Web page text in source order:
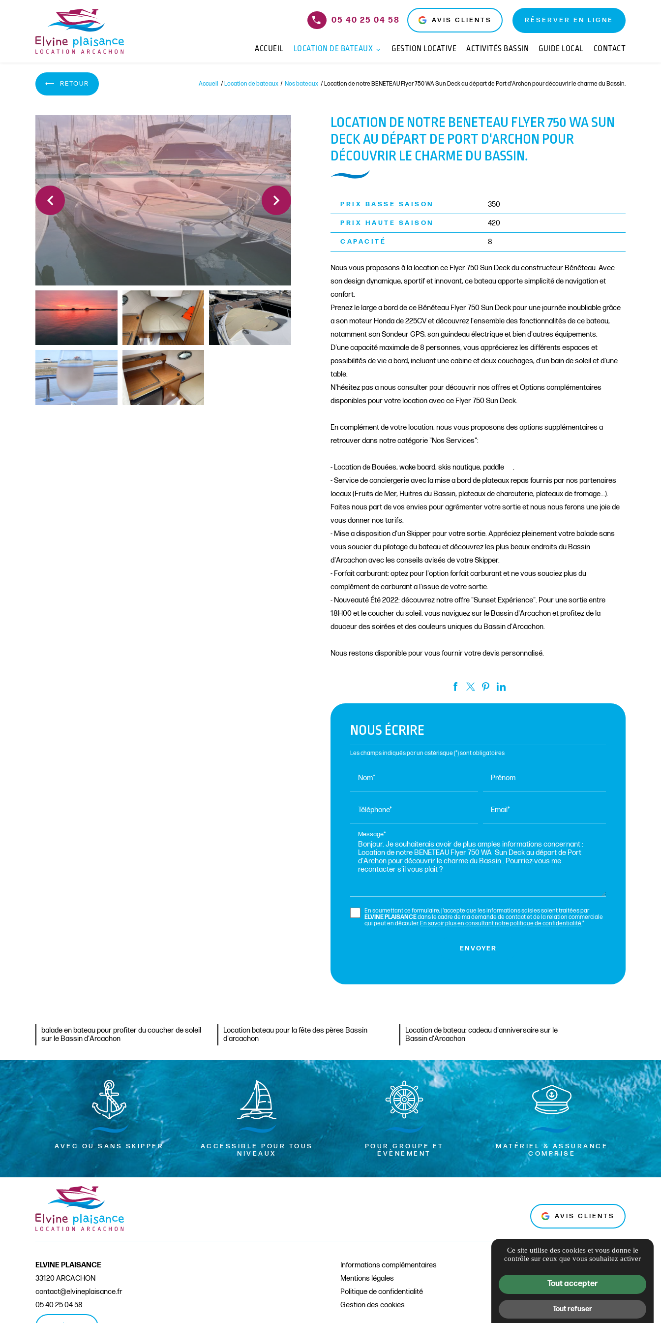
05 40 25 04 58 AVIS CLIENTS RÉSERVER EN LIGNE
ACCUEIL LOCATION DE BATEAUX GESTION LOCATIVE ACTIVITÉS BASSIN GUIDE LOCAL CONTACT
Accueil Location de bateaux Nos bateaux Location de notre BENETEAU Flyer 750 WA Sun Deck au départ de Port d'Archon pour découvrir le charme du Bassin.
RETOUR
Previous Next
LOCATION DE NOTRE BENETEAU FLYER 750 WA SUN
DECK AU DÉPART DE PORT D'ARCHON POUR
DÉCOUVRIR LE CHARME DU BASSIN.
PRIX BASSE SAISON 350
PRIX HAUTE SAISON 420
CAPACITÉ 8
Nous vous proposons à la location ce Flyer 750 Sun Deck du constructeur Bénéteau. Avec
son design dynamique, sportif et innovant, ce bateau apporte simplicité de navigation et
confort.
Prenez le large a bord de ce Bénéteau Flyer 750 Sun Deck pour une journée inoubliable grâce
a son moteur Honda de 225CV et découvrez l'ensemble des fonctionnalités de ce bateau,
notamment son Sondeur GPS, son guindeau électrique et bien d'autres équipements.
D'une capacité maximale de 8 personnes, vous apprécierez les différents espaces et
possibilités de vie a bord, incluant une cabine et deux couchages, d'un bain de soleil et d'une
table.
N'hésitez pas a nous consulter pour découvrir nos offres et Options complémentaires
disponibles pour votre location avec ce Flyer 750 Sun Deck.
En complément de votre location, nous vous proposons des options supplémentaires a
retrouver dans notre catégorie "Nos Services":
- Location de Bouées, wake board, skis nautique, paddle .
- Service de conciergerie avec la mise a bord de plateaux repas fournis par nos partenaires
locaux (Fruits de Mer, Huitres du Bassin, plateaux de charcuterie, plateaux de fromage...).
Faites nous part de vos envies pour agrémenter votre sortie et nous nous ferons une joie de
vous donner nos tarifs.
- Mise a disposition d'un Skipper pour votre sortie. Appréciez pleinement votre balade sans
vous soucier du pilotage du bateau et découvrez les plus beaux endroits du Bassin
d'Arcachon avec les conseils avisés de votre Skipper.
- Forfait carburant: optez pour l'option forfait carburant et ne vous souciez plus du
complément de carburant a l'issue de votre sortie.
- Nouveauté Été 2022: découvrez notre offre "Sunset Expérience". Pour une sortie entre
18H00 et le coucher du soleil, vous naviguez sur le Bassin d'Arcachon et profitez de la
douceur des soirées et des couleurs uniques du Bassin d'Arcachon.
Nous restons disponible pour vous fournir votre devis personnalisé.
NOUS ÉCRIRE
Les champs indiqués par un astérisque (*) sont obligatoires
Nom* Prénom
Téléphone* Email*
Message*
En soumettant ce formulaire, j'accepte que les informations saisies soient traitées par
ELVINE PLAISANCEdans le cadre de ma demande de contact et de la relation commerciale
qui peut en découler.En savoir plus en consultant notre politique de confidentialité.*
balade en bateau pour profiter du coucher de soleil
sur le Bassin d'Arcachon
Location bateau pour la fête des pères Bassin
d'arcachon
Location de bateau: cadeau d'anniversaire sur le
Bassin d'Arcachon
AVEC OU SANS SKIPPER
ACCESSIBLE POUR TOUS
NIVEAUX
POUR GROUPE ET
ÉVÈNEMENT
MATÉRIEL & ASSURANCE
COMPRISE
AVIS CLIENTS
ELVINE PLAISANCE
33120 ARCACHON
contact@elvineplaisance.fr
05 40 25 04 58
Informations complémentaires
Mentions légales
Politique de confidentialité
Gestion des cookies
Ce site utilise des cookies et vous donne le
contrôle sur ceux que vous souhaitez activer
Tout accepter
Tout refuser